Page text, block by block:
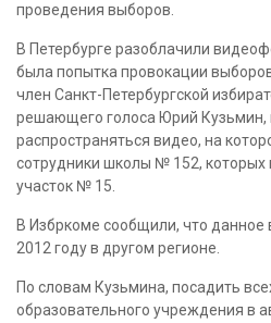
проведения выборов.
В Петербурге разоблачили
была попытка провокации
член Санкт-Петербургской
решающего голоса Юрий Кузьмин,
распространяться видео, на
сотрудники школы № 152, которых
участок № 15.
В Избркоме сообщили, что
2012 году в другом регионе.
По словам Кузьмина, посадить
образовательного учреждения в